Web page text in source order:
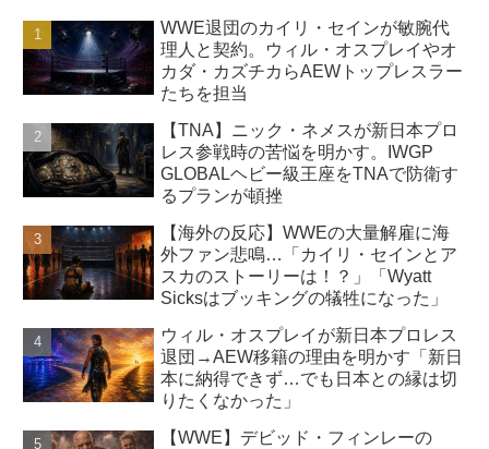
WWE退団のカイリ・セインが敏腕代
理人と契約。ウィル・オスプレイやオ
カダ・カズチカらAEWトップレスラー
たちを担当
【TNA】ニック・ネメスが新日本プロ
レス参戦時の苦悩を明かす。IWGP
GLOBALヘビー級王座をTNAで防衛す
るプランが頓挫
【海外の反応】WWEの大量解雇に海
外ファン悲鳴…「カイリ・セインとア
スカのストーリーは！？」「Wyatt
Sicksはブッキングの犠牲になった」
ウィル・オスプレイが新日本プロレス
退団→AEW移籍の理由を明かす「新日
本に納得できず…でも日本との縁は切
りたくなかった」
【WWE】デビッド・フィンレーの